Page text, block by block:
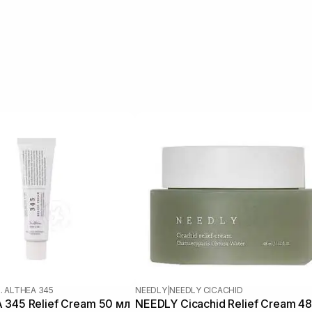
ALTHEA 345
345 Relief Cream 50 мл
NEEDLY| NEEDLY CICACHID
NEEDLY Cicachid Relief Cream